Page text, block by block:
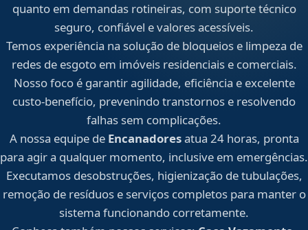
quanto em demandas rotineiras, com suporte técnico
seguro, confiável e valores acessíveis.
Temos experiência na solução de bloqueios e limpeza de
redes de esgoto em imóveis residenciais e comerciais.
Nosso foco é garantir agilidade, eficiência e excelente
custo-benefício, prevenindo transtornos e resolvendo
falhas sem complicações.
A nossa equipe de Encanadoresatua 24 horas, pronta
para agir a qualquer momento, inclusive em emergências.
Executamos desobstruções, higienização de tubulações,
remoção de resíduos e serviços completos para manter o
sistema funcionando corretamente.